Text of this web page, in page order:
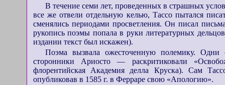
В течение семи лет, проведенных в страшных
все же отвели отдельную келью, Тассо пытался
сменялись периодами просветления. Он писал
рукопись поэмы попала в руки литературных
издании текст был искажен).
Поэма вызвала ожесточенную полемику.
сторонники Ариосто — раскритиковали
флорентийская Академия делла Круска). Сам
опубликовав в 1585 г. в Ферраре свою «Апологию».